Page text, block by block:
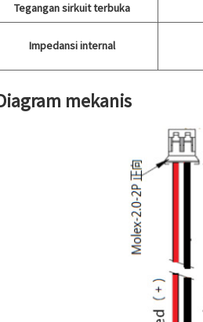
Tegangan sirkuit terbuka
Impedansi internal
mekanis